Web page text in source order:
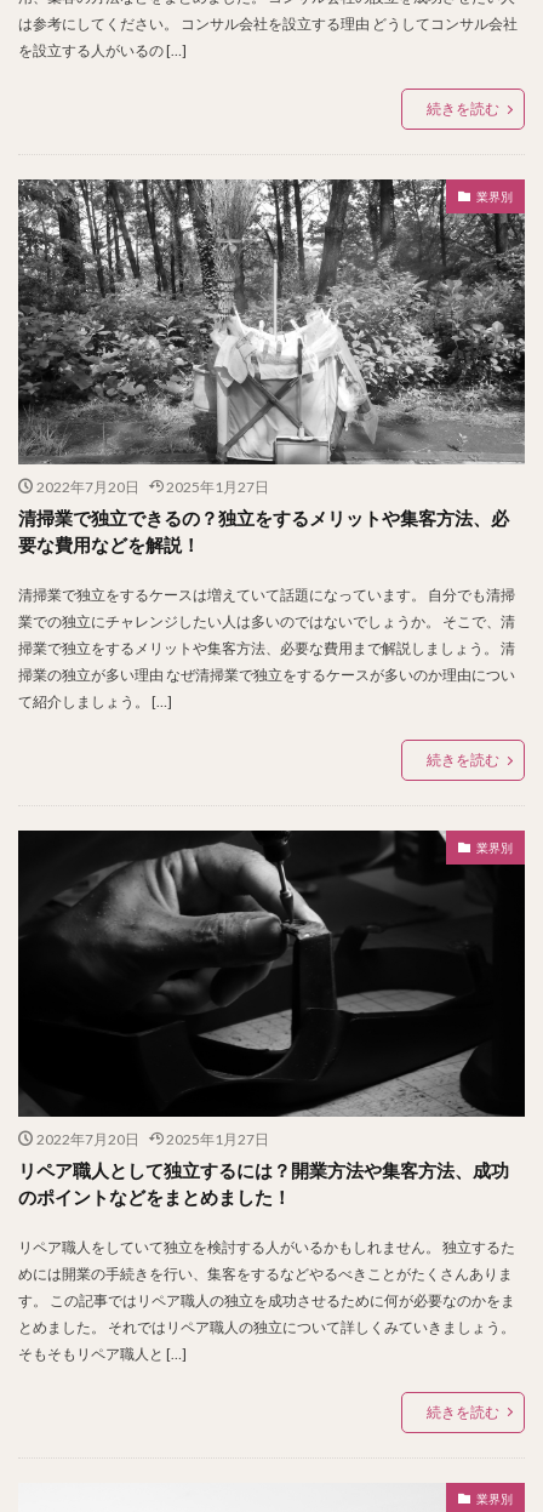
は参考にしてください。 コンサル会社を設立する理由 どうしてコンサル会社
を設立する人がいるの […]
続きを読む
業界別
2022年7月20日 2025年1月27日
清掃業で独立できるの？独立をするメリットや集客方法、必
要な費用などを解説！
清掃業で独立をするケースは増えていて話題になっています。 自分でも清掃
業での独立にチャレンジしたい人は多いのではないでしょうか。 そこで、清
掃業で独立をするメリットや集客方法、必要な費用まで解説しましょう。 清
掃業の独立が多い理由 なぜ清掃業で独立をするケースが多いのか理由につい
て紹介しましょう。 […]
続きを読む
業界別
2022年7月20日 2025年1月27日
リペア職人として独立するには？開業方法や集客方法、成功
のポイントなどをまとめました！
リペア職人をしていて独立を検討する人がいるかもしれません。 独立するた
めには開業の手続きを行い、集客をするなどやるべきことがたくさんありま
す。 この記事ではリペア職人の独立を成功させるために何が必要なのかをま
とめました。 それではリペア職人の独立について詳しくみていきましょう。
そもそもリペア職人と […]
続きを読む
業界別